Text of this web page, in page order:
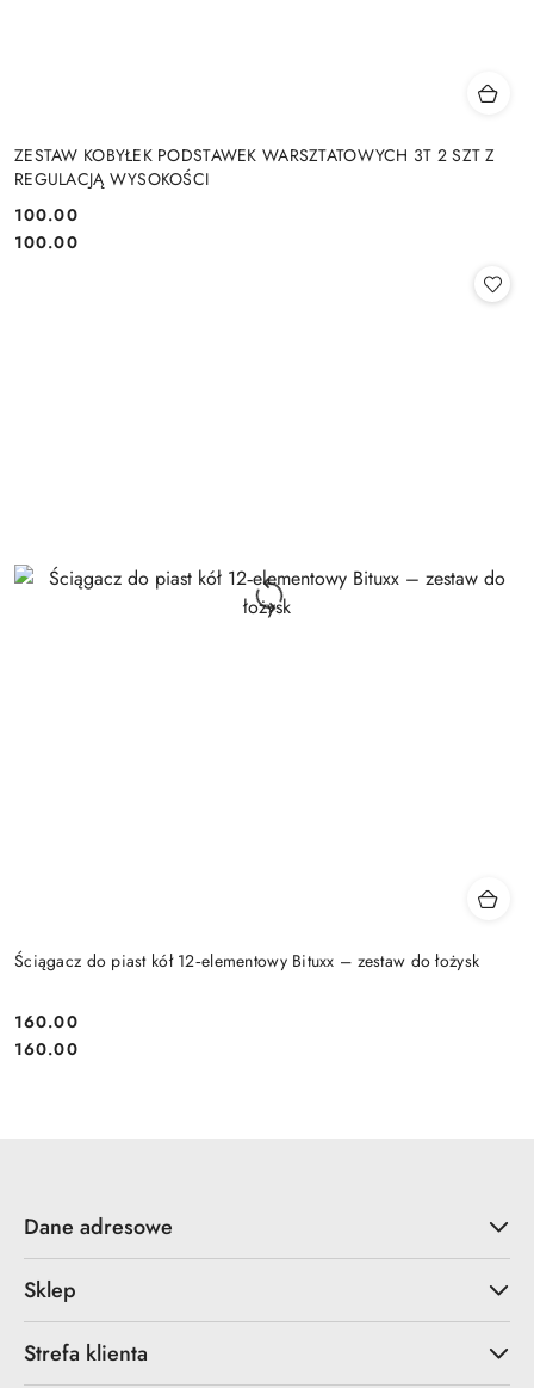
ZESTAW KOBYŁEK PODSTAWEK WARSZTATOWYCH 3T 2 SZT Z
REGULACJĄ WYSOKOŚCI
Cena:
100.00
Cena:
100.00
Ściągacz do piast kół 12‑elementowy Bituxx – zestaw do łożysk
Cena:
160.00
Cena:
160.00
Dane adresowe
Sklep
Strefa klienta